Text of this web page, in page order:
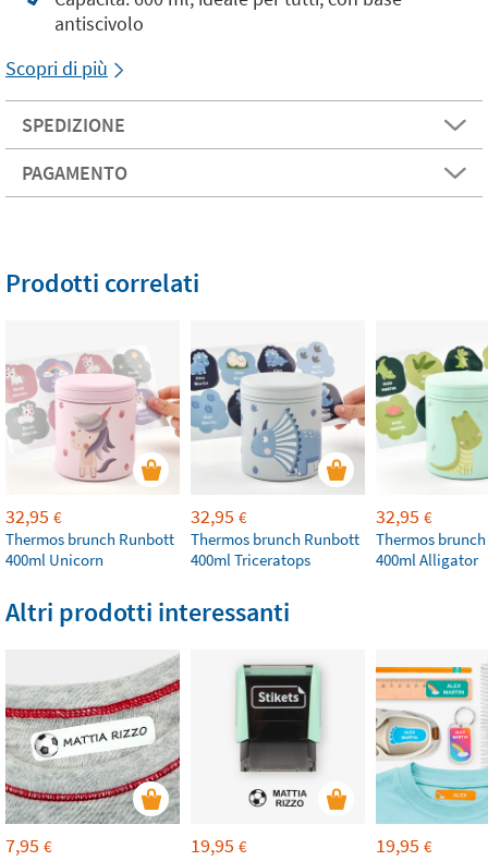
antiscivolo
Scopri di più
SPEDIZIONE
PAGAMENTO
Prodotti correlati
32,95 €
Thermos brunch Runbott
400ml Unicorn
32,95 €
Thermos brunch Runbott
400ml Triceratops
32,95 €
Thermos
400ml Alligator
Altri prodotti interessanti
7,95 €
19,95 €
19,95 €